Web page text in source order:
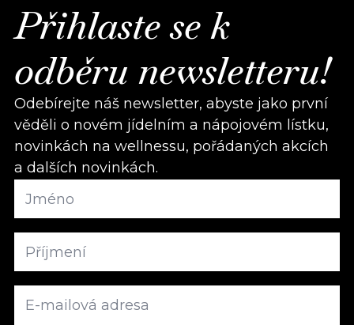
Přihlaste se k
odběru newsletteru!
Odebírejte náš newsletter, abyste jako první
věděli o novém jídelním a nápojovém lístku,
novinkách na wellnessu, pořádaných akcích
a dalších novinkách.